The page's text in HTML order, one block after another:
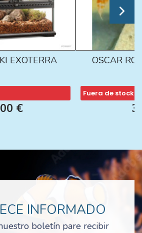
EXOTERRA
€
OSCAR
Fuera de stock
INFORMADO
boletín pare recibir